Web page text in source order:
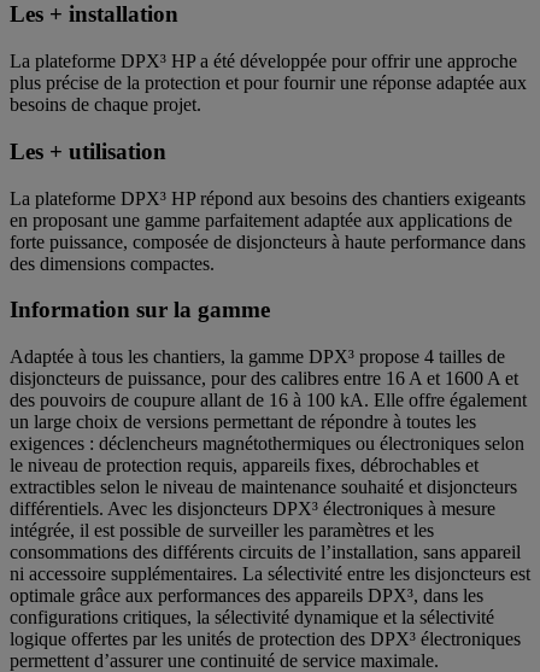
Les + installation
La plateforme DPX³ HP a été développée pour offrir une approche
plus précise de la protection et pour fournir une réponse adaptée aux
besoins de chaque projet.
Les + utilisation
La plateforme DPX³ HP répond aux besoins des chantiers exigeants
en proposant une gamme parfaitement adaptée aux applications de
forte puissance, composée de disjoncteurs à haute performance dans
des dimensions compactes.
Information sur la gamme
Adaptée à tous les chantiers, la gamme DPX³ propose 4 tailles de
disjoncteurs de puissance, pour des calibres entre 16 A et 1600 A et
des pouvoirs de coupure allant de 16 à 100 kA. Elle offre également
un large choix de versions permettant de répondre à toutes les
exigences : déclencheurs magnétothermiques ou électroniques selon
le niveau de protection requis, appareils fixes, débrochables et
extractibles selon le niveau de maintenance souhaité et disjoncteurs
différentiels. Avec les disjoncteurs DPX³ électroniques à mesure
intégrée, il est possible de surveiller les paramètres et les
consommations des différents circuits de l’installation, sans appareil
ni accessoire supplémentaires. La sélectivité entre les disjoncteurs est
optimale grâce aux performances des appareils DPX³, dans les
configurations critiques, la sélectivité dynamique et la sélectivité
logique offertes par les unités de protection des DPX³ électroniques
permettent d’assurer une continuité de service maximale.